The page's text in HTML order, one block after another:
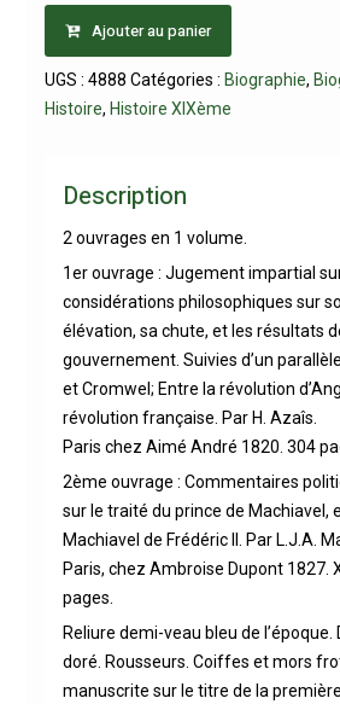
Ajouter au panier
UGS : 4888 Catégories : Biographie,
Histoire, Histoire XIXème
Description
2 ouvrages en 1 volume.
1er ouvrage : Jugement impartial
considérations philosophiques sur
élévation, sa chute, et les résultats
gouvernement. Suivies d’un
et Cromwel; Entre la révolution
révolution française. Par H. Azaîs.
Paris chez Aimé André 1820. 304
2ème ouvrage : Commentaires
sur le traité du prince de Machiavel,
Machiavel de Frédéric II. Par L.J.A.
Paris, chez Ambroise Dupont 1827.
pages.
Reliure demi-veau bleu de l’époque.
doré. Rousseurs. Coiffes et mors
manuscrite sur le titre de la